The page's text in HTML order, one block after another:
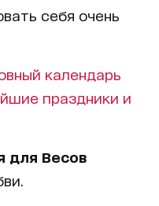
себя очень
календарь
праздники и
для Весов